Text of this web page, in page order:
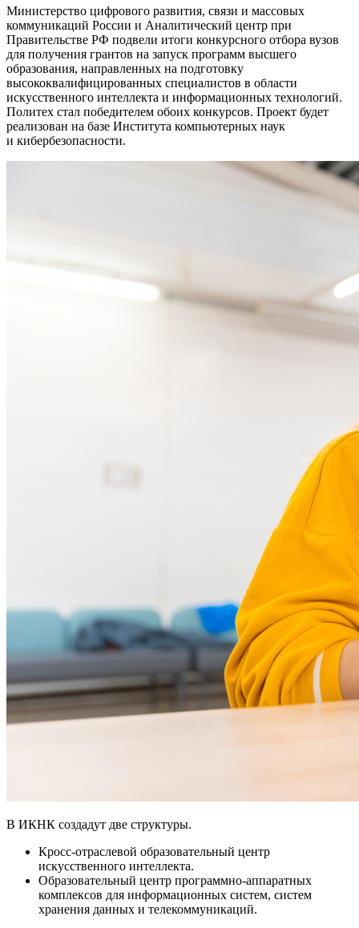
Министерство цифрового развития, связи и массовых
коммуникаций России и Аналитический центр при
Правительстве РФ подвели итоги конкурсного отбора вузов
для получения грантов на запуск программ высшего
образования, направленных на подготовку
высококвалифицированных специалистов в области
искусственного интеллекта и информационных технологий.
Политех стал победителем обоих конкурсов. Проект будет
реализован на базе Института компьютерных наук
и кибербезопасности.
В ИКНК создадут две структуры.
Кросс-отраслевой образовательный центр
искусственного интеллекта.
Образовательный центр программно-аппаратных
комплексов для информационных систем, систем
хранения данных и телекоммуникаций.